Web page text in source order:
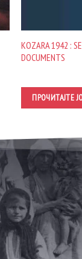
KOZARA 1942 :
DOCUMENTS
ПРОЧИТАЈТЕ